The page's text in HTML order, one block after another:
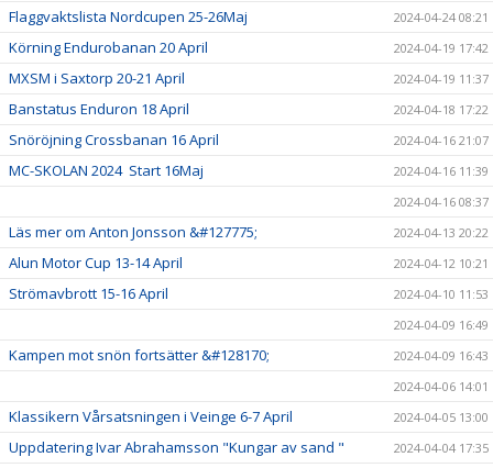
Flaggvaktslista Nordcupen 25-26Maj 2024-04-24 08:21
Körning Endurobanan 20 April 2024-04-19 17:42
MXSM i Saxtorp 20-21 April 2024-04-19 11:37
Banstatus Enduron 18 April 2024-04-18 17:22
Snöröjning Crossbanan 16 April 2024-04-16 21:07
MC-SKOLAN 2024 Start 16Maj
2024-04-16 11:39
2024-04-16 08:37
Läs mer om Anton Jonsson &#127775; 2024-04-13 20:22
Alun Motor Cup 13-14 April 2024-04-12 10:21
Strömavbrott 15-16 April
2024-04-10 11:53
2024-04-09 16:49
Kampen mot snön fortsätter &#128170;
2024-04-09 16:43
2024-04-06 14:01
Klassikern Vårsatsningen i Veinge 6-7 April 2024-04-05 13:00
Uppdatering Ivar Abrahamsson "Kungar av sand "
2024-04-04 17:35